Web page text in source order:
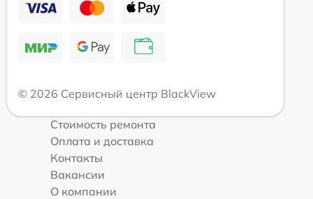
© 2026 Сервисный центр BlackView
Стоимость ремонта
Оплата и доставка
Контакты
Вакансии
О компании